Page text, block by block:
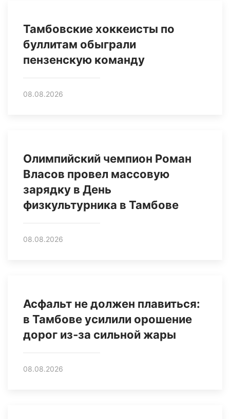
Тамбовские хоккеисты по
буллитам обыграли
пензенскую команду
08.08.2026
Олимпийский чемпион Роман
Власов провел массовую
зарядку в День
физкультурника в Тамбове
08.08.2026
Асфальт не должен плавиться:
в Тамбове усилили орошение
дорог из‑за сильной жары
08.08.2026